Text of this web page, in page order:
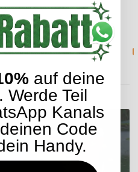
SORTIMENT
auf deine
Werde Teil
Kanals
Code
Handy.